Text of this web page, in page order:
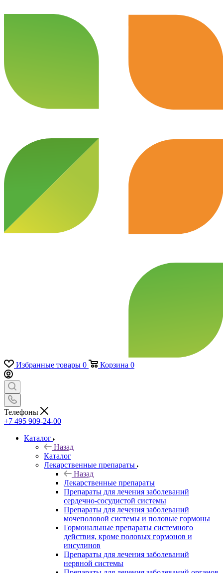
Избранные товары 0 Корзина 0
Телефоны
+7 495 909-24-00
Каталог
Назад
Каталог
Лекарственные препараты
Назад
Лекарственные препараты
Препараты для лечения заболеваний
сердечно-сосудистой системы
Препараты для лечения заболеваний
мочеполовой системы и половые гормоны
Гормональные препараты системного
действия, кроме половых гормонов и
инсулинов
Препараты для лечения заболеваний
нервной системы